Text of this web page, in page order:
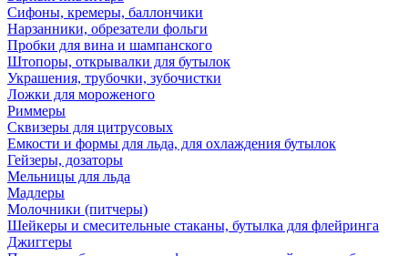
Сифоны, кремеры, баллончики
Нарзанники, обрезатели фольги
Пробки для вина и шампанского
Штопоры, открывалки для бутылок
Украшения, трубочки, зубочистки
Ложки для мороженого
Риммеры
Сквизеры для цитрусовых
Емкости и формы для льда, для охлаждения бутылок
Гейзеры, дозаторы
Мельницы для льда
Мадлеры
Молочники (питчеры)
Шейкеры и смесительные стаканы, бутылка для флейринга
Джиггеры